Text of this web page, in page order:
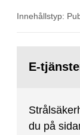
Innehållstyp:
sida:E-
du på